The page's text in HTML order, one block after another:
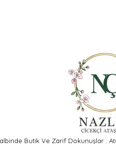
Butik Ve Zarif Dokunuşlar :